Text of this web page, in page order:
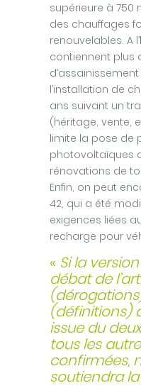
supérieure à 750
des chauffages
renouvelables. A
contiennent plus
l’installation de
ans suivant un
(héritage, vente,
limite la pose de
photovoltaïques
rénovations de
Enfin, on peut
42, qui a été
exigences liées
recharge pour
« Si la
débat de
(définitions)
issue du
tous les
confirmées,
soutiendra la